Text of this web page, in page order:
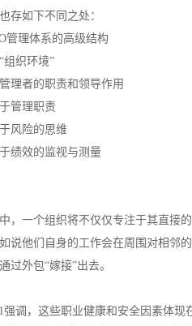
存如下不同之处：
管理体系的高级结构
组织环境”
理者的职责和领导作用
管理职责
风险的思维
绩效的监视与测量
，一个组织将不仅仅专注于其直接
说他们自身的工作会在周围对相邻
过外包“嫁接”出去。
强调，这些职业健康和安全因素体